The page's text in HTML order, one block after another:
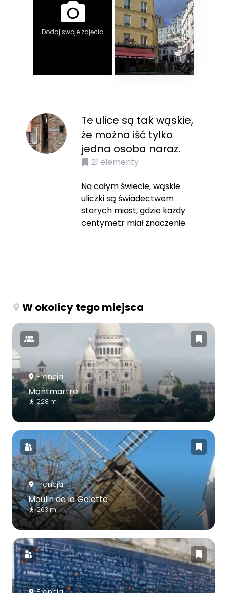
Dodaj swoje zdjęcia
Te ulice są tak wąskie,
że można iść tylko
jedna osoba naraz.
21 elementy
Na całym świecie, wąskie
uliczki są świadectwem
starych miast, gdzie każdy
centymetr miał znaczenie.
W okolicy tego miejsca
Francja
Montmartre
228 m
Francja
Moulin de la Galette
263 m